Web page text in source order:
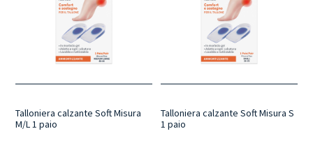
Talloniera calzante Soft Misura
M/L 1 paio
Talloniera calzante Soft Misura S
1 paio